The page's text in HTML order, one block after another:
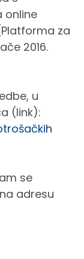
online
za
2016.
u
(link):
se
adresu